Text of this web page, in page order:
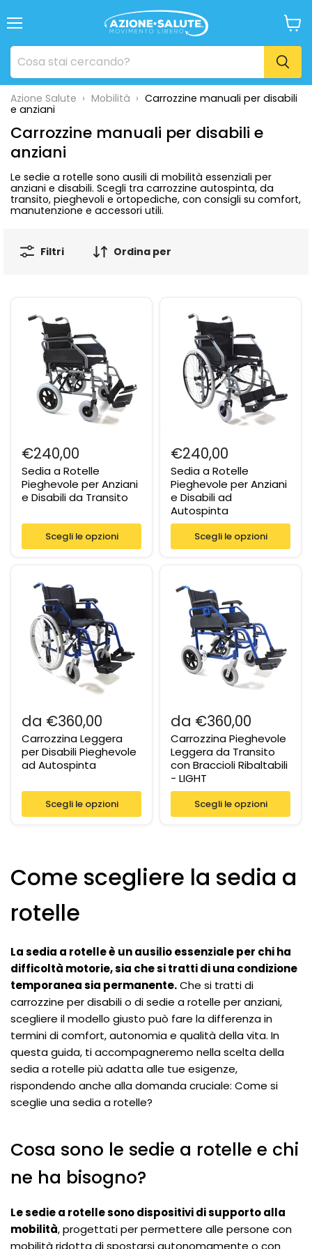
il
Azione Salute › Mobilità › Carrozzine manuali per disabili
e anziani
Carrozzine manuali per disabili e
anziani
Le sedie a rotelle sono ausili di mobilità essenziali per
anziani e disabili. Scegli tra carrozzine autospinta, da
transito, pieghevoli e ortopediche, con consigli su comfort,
manutenzione e accessori utili.
Filtri Ordina per
€240,00
Sedia a Rotelle
Pieghevole per Anziani
e Disabili da Transito
Scegli le opzioni
€240,00
Sedia a Rotelle
Pieghevole per Anziani
e Disabili ad
Autospinta
Scegli le opzioni
€360,00
Carrozzina Leggera
per Disabili Pieghevole
ad Autospinta
Scegli le opzioni
€360,00
Carrozzina Pieghevole
Leggera da Transito
con Braccioli Ribaltabili
- LIGHT
Scegli le opzioni
Come scegliere la sedia a
rotelle
La sedia a rotelle è un ausilio essenziale per chi ha
difficoltà motorie, sia che si tratti di una condizione
temporanea sia permanente.Che si tratti di
carrozzine per disabili o di sedie a rotelle per anziani,
scegliere il modello giusto può fare la differenza in
termini di comfort, autonomia e qualità della vita. In
questa guida, ti accompagneremo nella scelta della
sedia a rotelle più adatta alle tue esigenze,
rispondendo anche alla domanda cruciale: Come si
sceglie una sedia a rotelle?
Cosa sono le sedie a rotelle e chi
ne ha bisogno?
Le sedie a rotelle sono dispositivi di supporto alla
mobilità, progettati per permettere alle persone con
mobilità ridotta di spostarsi autonomamente o con